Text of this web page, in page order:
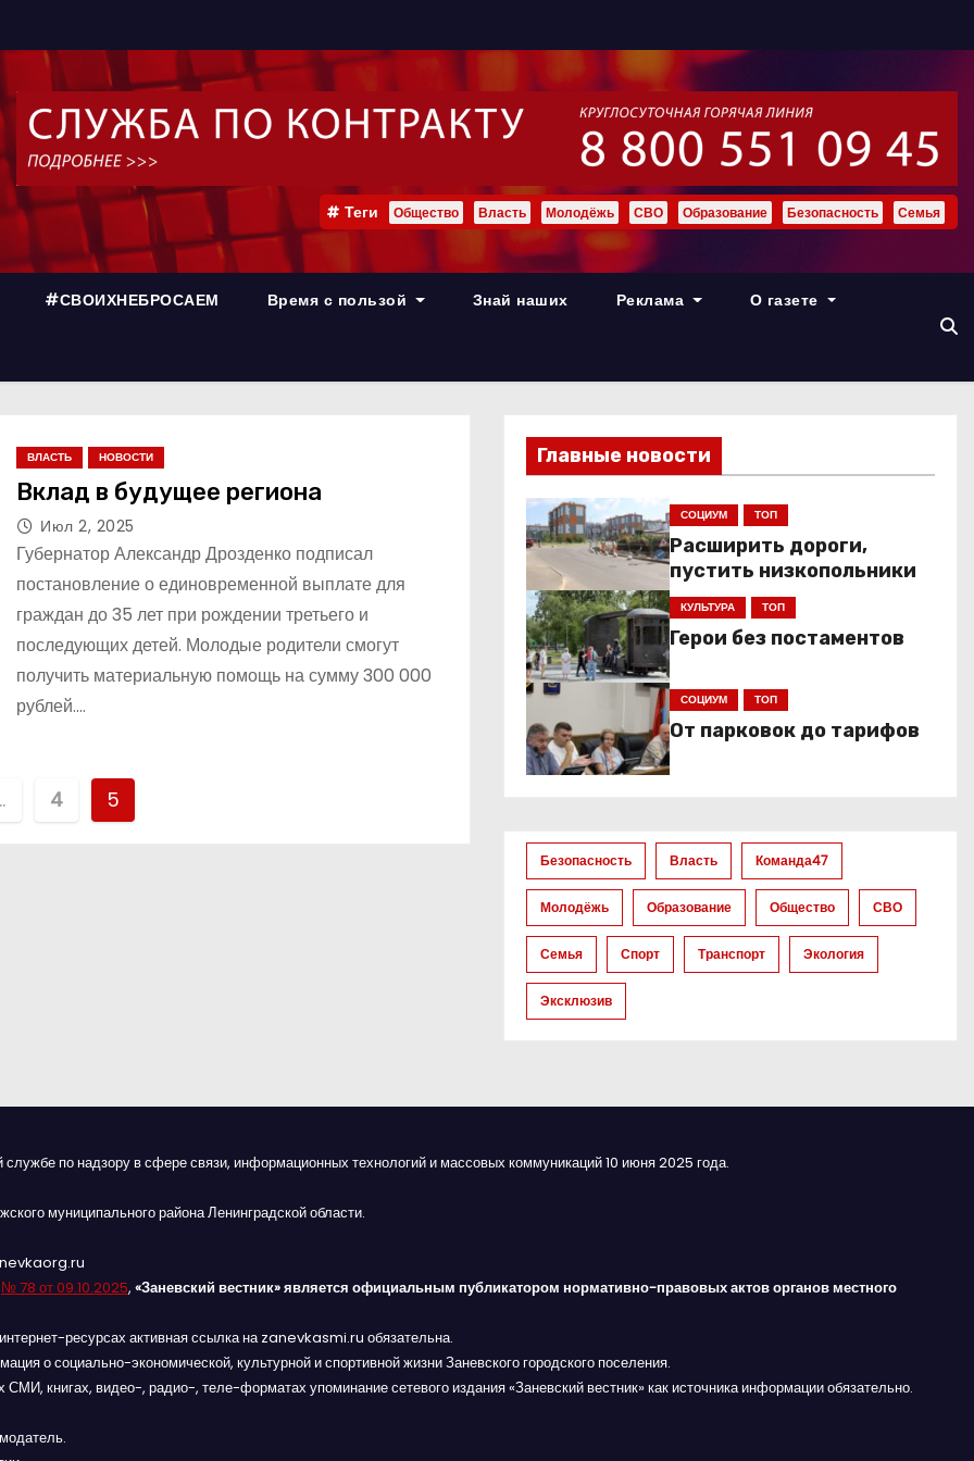
Теги Общество Власть Молодёжь СВО Образование Безопасность Семья
#СВОИХНЕБРОСАЕМ Время с пользой Знай наших Реклама О газете
ВЛАСТЬ НОВОСТИ
Вклад в будущее региона
Июл 2, 2025
Губернатор Александр Дрозденко подписал
постановление о единовременной выплате для
граждан до 35 лет при рождении третьего и
последующих детей. Молодые родители смогут
получить материальную помощь на сумму 300 000
рублей.…
4 5
Главные новости
СОЦИУМ ТОП
Расширить дороги,
пустить низкопольники
КУЛЬТУРА ТОП
Герои без постаментов
СОЦИУМ ТОП
От парковок до тарифов
Безопасность Власть Команда47
Молодёжь Образование Общество СВО
Семья Спорт Транспорт Экология
Эксклюзив
службе по надзору в сфере связи, информационных технологий и массовых коммуникаций 10 июня 2025 года.
муниципального района Ленинградской области.
№ 78 от 09.10.2025, «Заневский вестник» является официальным публикатором нормативно-правовых актов органов местного
ресурсах активная ссылка на zanevkasmi.ru обязательна.
о социально-экономической, культурной и спортивной жизни Заневского городского поселения.
книгах, видео-, радио-, теле-форматах упоминание сетевого издания «Заневский вестник» как источника информации обязательно.